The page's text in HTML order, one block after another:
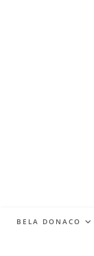
BELA DONACO